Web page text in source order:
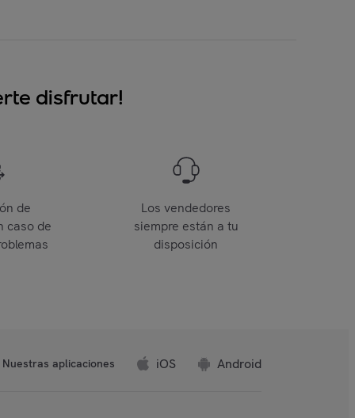
disfrutar!
de
caso de
Los vendedores
siempre están a tu
disposición
Nuestras aplicaciones iOS Android